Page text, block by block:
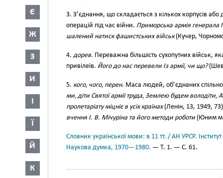
Є
Ж
З
И
І
Ї
Й
К
3. З’єднання, що складається з кількох корпусів
операцій під час війни. Приморська армія генерала
шалений натиск фашистських військ(Кучер,
4. дорев. Переважна більшість сухопутних військ,
привілеїв. Його до нас перевели Із армії, чи що?
5. кого, чого, перен. Маса людей, об’єднаних
ми, діти Святої армії труда, Землею будем володіти,
пролетаріату міцніє в усіх країнах(Ленін, 13, 1949,
вчення І. В. Мічуріна та його методи роботи (Юним
Словник української мови: в 11 тт. / АН УРСР.
Наукова думка, 1970—1980. — Т. 1. — С. 61.